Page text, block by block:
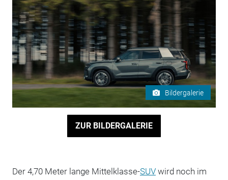
Bildergalerie
ZUR BILDERGALERIE
Der 4,70 Meter lange Mittelklasse-SUVwird noch im